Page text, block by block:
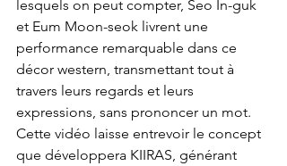
lesquels on peut compter, Seo In-guk
et Eum Moon-seok livrent une
performance remarquable dans ce
décor western, transmettant tout à
travers leurs regards et leurs
expressions, sans prononcer un mot.
Cette vidéo laisse entrevoir le concept
que développera KIIRAS, générant